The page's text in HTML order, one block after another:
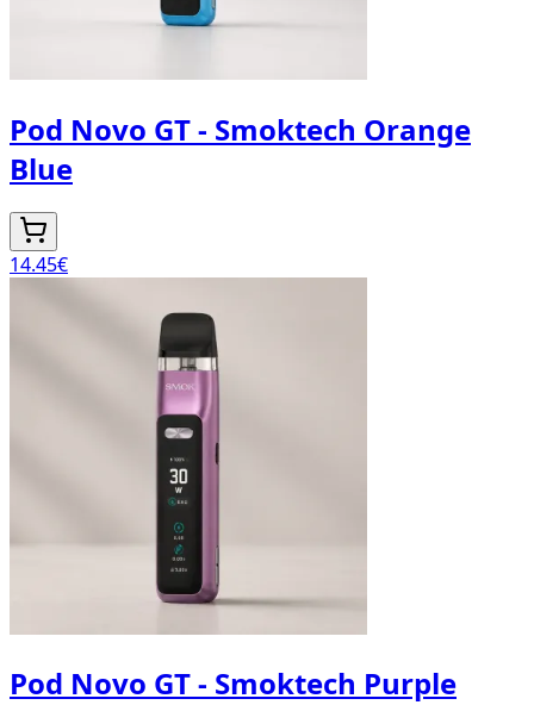
Pod Novo GT - Smoktech Orange
Blue
14.45€
Pod Novo GT - Smoktech Purple